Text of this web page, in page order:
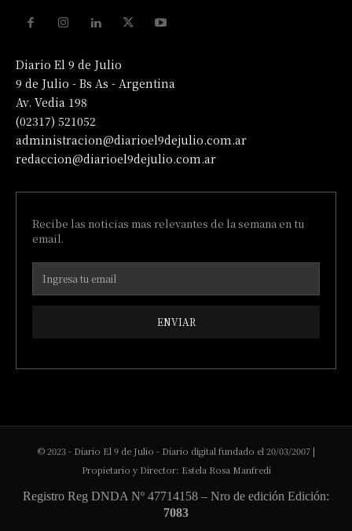
Diario El 9 de Julio
9 de Julio - Bs As - Argentina
Av. Vedia 198
(02317) 521052
administracion@diarioel9dejulio.com.ar
redaccion@diarioel9dejulio.com.ar
Recibe las noticias mas relevantes de la semana en tu
email.
ENVIAR
© 2023 - Diario El 9 de Julio - Diario digital fundado el 20/03/2007 |
Propietario y Director: Estela Rosa Manfredi
Registro Reg DNDA Nº 47714158 – Nro de edición Edición:
7083